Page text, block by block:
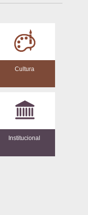
Cultura
Institucional